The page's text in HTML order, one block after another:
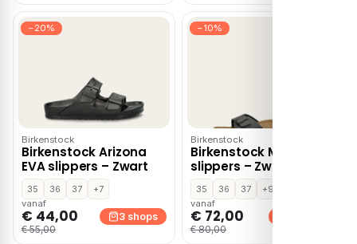
−20%
Birkenstock
Birkenstock Arizona
EVA slippers – Zwart
35 36 37
+7
vanaf
€ 44,00
€ 55,00
3 shops
−10%
Birkenstock
Birkenstock Madrid
slippers – Zwart
35 36 37
+9
vanaf
€ 72,00
€ 80,00